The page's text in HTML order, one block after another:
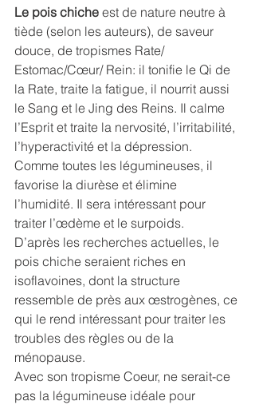
Le pois chiche est de nature neutre à
tiède (selon les auteurs), de saveur
douce, de tropismes Rate/
Estomac/Cœur/ Rein: il tonifie le Qi de
la Rate, traite la fatigue, il nourrit aussi
le Sang et le Jing des Reins. Il calme
l’Esprit et traite la nervosité, l’irritabilité,
l’hyperactivité et la dépression.
Comme toutes les légumineuses, il
favorise la diurèse et élimine
l’humidité. Il sera intéressant pour
traiter l’œdème et le surpoids.
D’après les recherches actuelles, le
pois chiche seraient riches en
isoflavoines, dont la structure
ressemble de près aux œstrogènes, ce
qui le rend intéressant pour traiter les
troubles des règles ou de la
ménopause.
Avec son tropisme Coeur, ne serait-ce
pas la légumineuse idéale pour